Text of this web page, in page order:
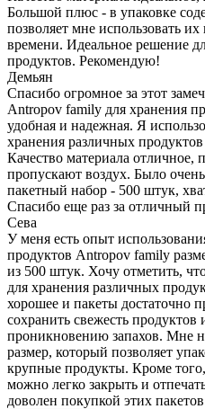
Большой плюс - в упаковке
позволяет мне использовать
времени. Идеальное решение
продуктов. Рекомендую!
Демьян
Спасибо огромное за этот
Antropov family для хранения
удобная и надежная. Я
хранения различных
Качество материала отличное,
пропускают воздух. Было
пакетный набор - 500 штук,
Спасибо еще раз за отличный
Сева
У меня есть опыт
продуктов Antropov family
из 500 штук. Хочу отметить,
для хранения различных
хорошее и пакеты достаточно
сохранить свежесть продуктов
проникновению запахов. Мне
размер, который позволяет
крупные продукты. Кроме
можно легко закрыть и
доволен покупкой этих